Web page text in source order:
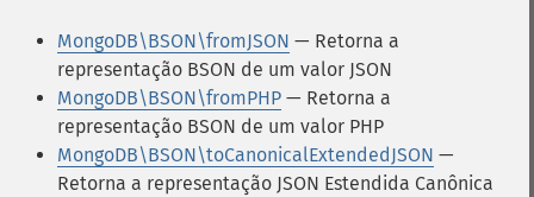
MongoDB\BSON\fromJSON — Retorna a
representação BSON de um valor JSON
MongoDB\BSON\fromPHP — Retorna a
representação BSON de um valor PHP
MongoDB\BSON\toCanonicalExtendedJSON —
Retorna a representação JSON Estendida Canônica